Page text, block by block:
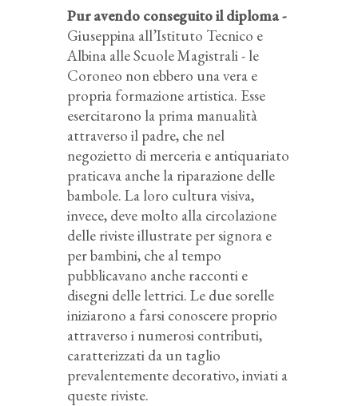
Pur avendo conseguito il diploma -
Giuseppina all’Istituto Tecnico e
Albina alle Scuole Magistrali - le
Coroneo non ebbero una vera e
propria formazione artistica. Esse
esercitarono la prima manualità
attraverso il padre, che nel
negozietto di merceria e antiquariato
praticava anche la riparazione delle
bambole. La loro cultura visiva,
invece, deve molto alla circolazione
delle riviste illustrate per signora e
per bambini, che al tempo
pubblicavano anche racconti e
disegni delle lettrici. Le due sorelle
iniziarono a farsi conoscere proprio
attraverso i numerosi contributi,
caratterizzati da un taglio
prevalentemente decorativo, inviati a
queste riviste.